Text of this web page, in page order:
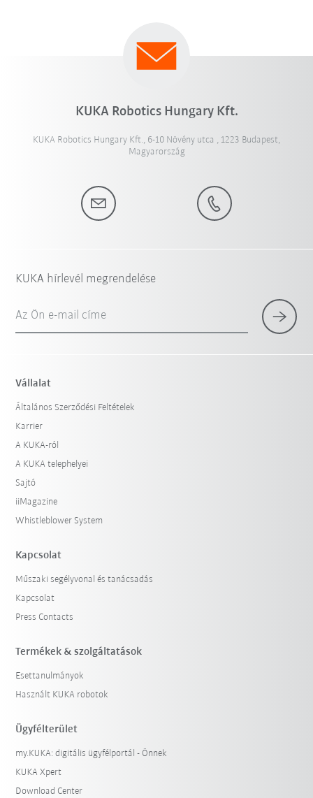
KUKA Robotics Hungary Kft.
KUKA Robotics Hungary Kft., 6-10 Növény utca , 1223 Budapest,
Magyarország
KUKA hírlevél megrendelése
Az Ön e-mail címe
Vállalat
Általános Szerződési Feltételek
Karrier
A KUKA-ról
A KUKA telephelyei
Sajtó
iiMagazine
Whistleblower System
Kapcsolat
Műszaki segélyvonal és tanácsadás
Kapcsolat
Press Contacts
Termékek & szolgáltatások
Esettanulmányok
Használt KUKA robotok
Ügyfélterület
my.KUKA: digitális ügyfélportál - Önnek
KUKA Xpert
Download Center